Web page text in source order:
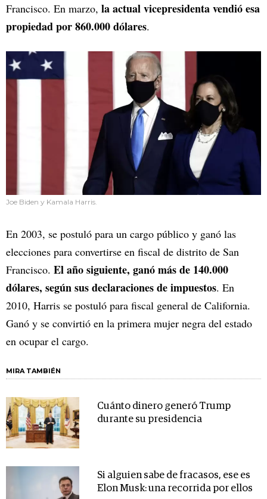
Francisco. En marzo, la actual vicepresidenta vendió esa
propiedad por 860.000 dólares.
Joe Biden y Kamala Harris.
En 2003, se postuló para un cargo público y ganó las
elecciones para convertirse en fiscal de distrito de San
Francisco. El año siguiente, ganó más de 140.000
dólares, según sus declaraciones de impuestos. En
2010, Harris se postuló para fiscal general de California.
Ganó y se convirtió en la primera mujer negra del estado
en ocupar el cargo.
MIRA TAMBIÉN
Cuánto dinero generó Trump
durante su presidencia
Si alguien sabe de fracasos, ese es
Elon Musk: una recorrida por ellos